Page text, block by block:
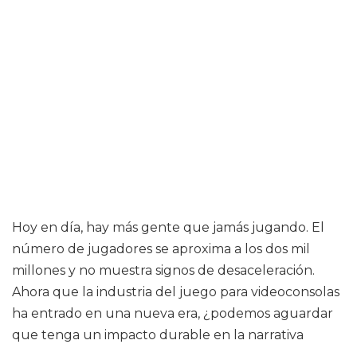
Hoy en día, hay más gente que jamás jugando. El
número de jugadores se aproxima a los dos mil
millones y no muestra signos de desaceleración.
Ahora que la industria del juego para videoconsolas
ha entrado en una nueva era, ¿podemos aguardar
que tenga un impacto durable en la narrativa